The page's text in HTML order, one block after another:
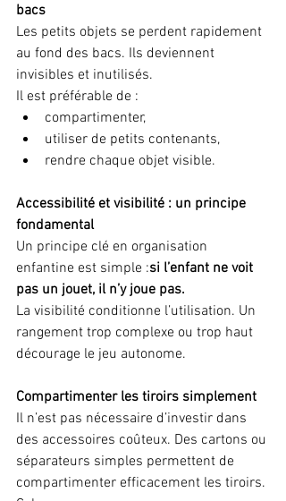
bacs
Les petits objets se perdent rapidement
au fond des bacs. Ils deviennent
invisibles et inutilisés.
Il est préférable de :
compartimenter,
utiliser de petits contenants,
rendre chaque objet visible.
Accessibilité et visibilité : un principe
fondamental
Un principe clé en organisation
enfantine est simple :si l’enfant ne voit
pas un jouet, il n’y joue pas.
La visibilité conditionne l’utilisation. Un
rangement trop complexe ou trop haut
décourage le jeu autonome.
Compartimenter les tiroirs simplement
Il n’est pas nécessaire d’investir dans
des accessoires coûteux. Des cartons ou
séparateurs simples permettent de
compartimenter efficacement les tiroirs.